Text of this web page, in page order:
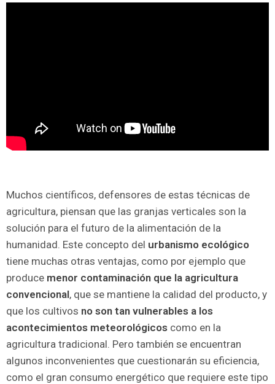
Muchos científicos, defensores de estas técnicas de
agricultura, piensan que las granjas verticales son la
solución para el futuro de la alimentación de la
humanidad. Este concepto del urbanismo ecológico
tiene muchas otras ventajas, como por ejemplo que
produce menor contaminación que la agricultura
convencional, que se mantiene la calidad del producto, y
que los cultivos no son tan vulnerables a los
acontecimientos meteorológicos como en la
agricultura tradicional. Pero también se encuentran
algunos inconvenientes que cuestionarán su eficiencia,
como el gran consumo energético que requiere este tipo